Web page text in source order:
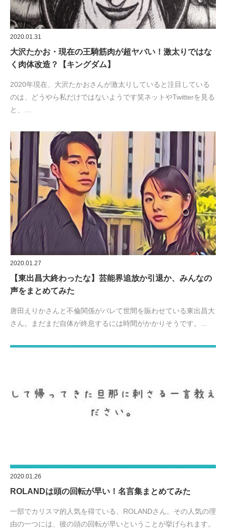
2020.01.31
大沢たかお・現在の王騎筋肉が超ヤバい！激太りではな
く肉体改造？【キングダム】
2020年現在、大沢たかおさんが激太りしていると注目している
のは、どうやら私だけではないようです笑ネットやTwitterを見る
と、…
2020.01.27
【東出昌大終わったな】芸能界追放か引退か、みんなの
声をまとめてみた
唐田えりかさんと不倫関係がバレて世間を賑わせている東出昌大
さん。まだまだ自体が終息するには時間がかかりそうです。…
2020.01.26
ROLANDは頭の回転が早い！名言集まとめてみた
一部でカリスマ的人気を得ている、ROLANDさん。その人気の理
由の一つには、彼の頭の回転が早いということが挙げられます。